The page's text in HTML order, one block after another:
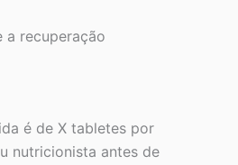
a recuperação
é de X tabletes por
nutricionista antes de